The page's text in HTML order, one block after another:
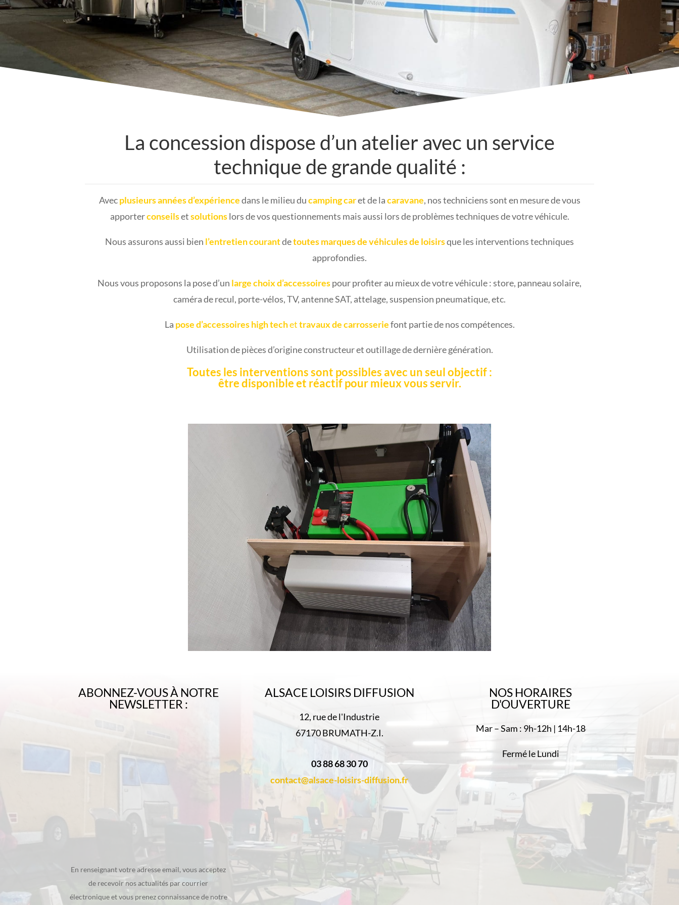
La concession dispose d’un atelier avec un service
technique de grande qualité :
Avecplusieurs années d’expériencedans le milieu ducamping caret de lacaravane, nos techniciens sont en mesure de vous
apporterconseilsetsolutions lors de vos questionnements mais aussi lors de problèmes techniques de votre véhicule.
Nous assurons aussi bien l’entretien courantdetoutes marques de véhicules de loisirsque les interventions techniques
approfondies.
Nous vous proposons la pose d’un large choix d’accessoirespour profiter au mieux de votre véhicule : store, panneau solaire,
caméra de recul, porte-vélos, TV, antenne SAT, attelage, suspension pneumatique, etc.
La pose d’accessoires high techettravaux de carrosseriefont partie de nos compétences.
Utilisation de pièces d’origine constructeur et outillage de dernière génération.
Toutes les interventions sont possibles avec un seul objectif :
être disponible et réactif pour mieux vous servir.
ABONNEZ-VOUS À NOTRE
NEWSLETTER :
En renseignant votre adresse email, vous acceptez
de recevoir nos actualités par courrier
électronique et vous prenez connaissance de notre
ALSACE LOISIRS DIFFUSION
12, rue de l'Industrie
67170 BRUMATH-Z.I.
03 88 68 30 70
contact@alsace-loisirs-diffusion.fr
NOS HORAIRES
D'OUVERTURE
Mar – Sam : 9h-12h | 14h-18
Fermé le Lundi